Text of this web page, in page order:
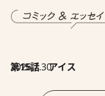
2026.7.30
第15話 アイス